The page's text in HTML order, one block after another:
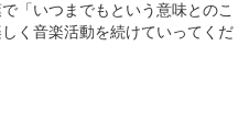
「いつまでもという意味とのこ
く音楽活動を続けていってくだ